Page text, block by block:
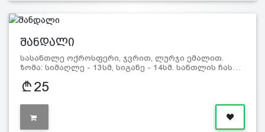
შანდალი
სასანთლე ოქროსფერი, ჯვრით, ლურჯი ემალით.
ზომა: სიმაღლე - 13სმ, სიგანე - 14სმ. სანთლის ჩას…
25